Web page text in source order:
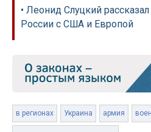
• Леонид Слуцкий
России с США и Европой
в регионах Украина армия